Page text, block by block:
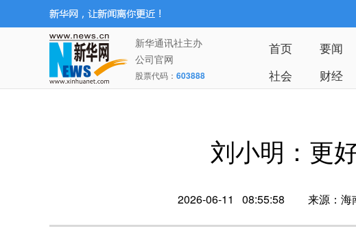
新华通讯社主办
公司官网
股票代码： 603888
首页 要闻
社会
财经
刘小明：更
2026-06-11 08:55:58 来源：海